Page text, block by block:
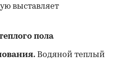
выставляет
пола
Водяной теплый